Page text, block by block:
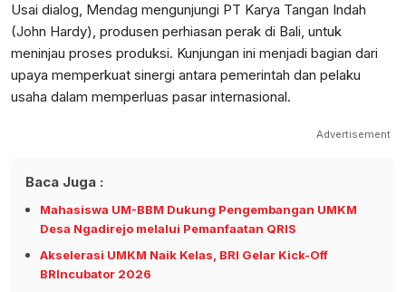
Usai dialog, Mendag mengunjungi PT Karya Tangan Indah
(John Hardy), produsen perhiasan perak di Bali, untuk
meninjau proses produksi. Kunjungan ini menjadi bagian dari
upaya memperkuat sinergi antara pemerintah dan pelaku
usaha dalam memperluas pasar internasional.
Advertisement
Baca Juga :
Mahasiswa UM-BBM Dukung Pengembangan UMKM
Desa Ngadirejo melalui Pemanfaatan QRIS
Akselerasi UMKM Naik Kelas, BRI Gelar Kick-Off
BRIncubator 2026